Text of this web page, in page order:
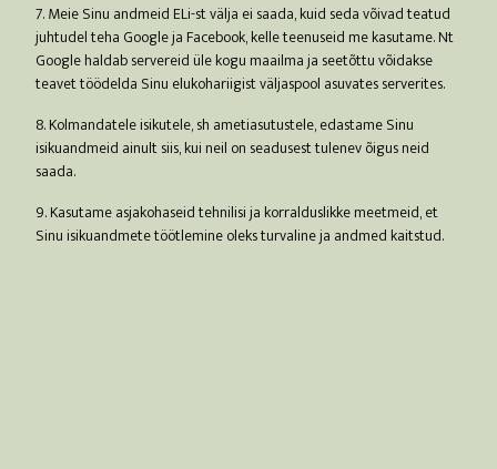
7. Meie Sinu andmeid ELi-st välja ei saada, kuid seda võivad teatud
juhtudel teha Google ja Facebook, kelle teenuseid me kasutame. Nt
Google haldab servereid üle kogu maailma ja seetõttu võidakse
teavet töödelda Sinu elukohariigist väljaspool asuvates serverites.
8. Kolmandatele isikutele, sh ametiasutustele, edastame Sinu
isikuandmeid ainult siis, kui neil on seadusest tulenev õigus neid
saada.
9. Kasutame asjakohaseid tehnilisi ja korralduslikke meetmeid, et
Sinu isikuandmete töötlemine oleks turvaline ja andmed kaitstud.